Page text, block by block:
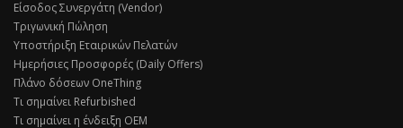
Είσοδος Συνεργάτη (Vendor)
Τριγωνική Πώληση
Υποστήριξη Εταιρικών Πελατών
Ημερήσιες Προσφορές (Daily Offers)
Πλάνο δόσεων OneThing
Τι σημαίνει Refurbished
Τι σημαίνει η ένδειξη ΟΕΜ